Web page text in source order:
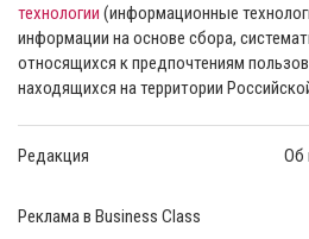
технологии (информационные
информации на основе сбора,
относящихся к предпочтениям
находящихся на территории
Редакция Об
Реклама в Business Class